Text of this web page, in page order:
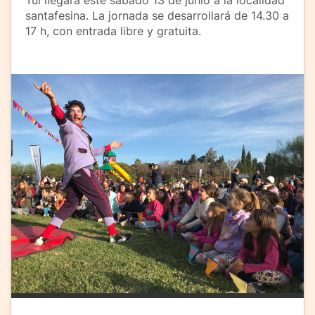
santafesina. La jornada se desarrollará de 14.30 a
17 h, con entrada libre y gratuita.